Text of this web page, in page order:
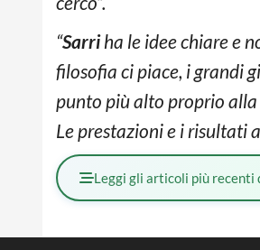
“Sarriha le idee chiare e
filosofia ci piace, i grandi
punto più alto proprio alla
Le prestazioni e i risultati
Leggi gli articoli più recenti